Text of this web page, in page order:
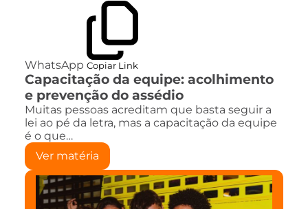
WhatsApp Copiar Link
Capacitação da equipe: acolhimento
e prevenção do assédio
Muitas pessoas acreditam que basta seguir a
lei ao pé da letra, mas a capacitação da equipe
é o que…
Ver matéria